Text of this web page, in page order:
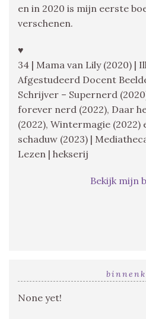
en in 2020 is mijn eerste
verschenen.
♥
34 | Mama van Lily (2020) |
Afgestudeerd Docent
Schrijver – Supernerd
forever nerd (2022), Daar
(2022), Wintermagie (2022)
schaduw (2023) |
Lezen | hekserij
Bekijk mijn
None yet!